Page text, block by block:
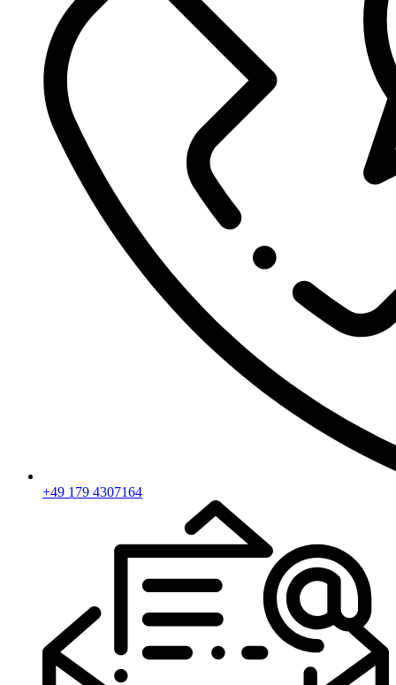
+49 179 4307164